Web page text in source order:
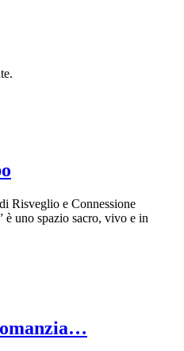
Risveglio e Connessione
uno spazio sacro, vivo e in